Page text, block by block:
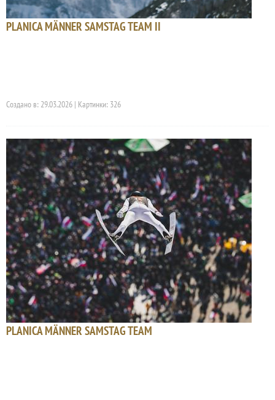
PLANICA MÄNNER SAMSTAG TEAM II
Создано в: 29.03.2026 | Картинки: 326
PLANICA MÄNNER SAMSTAG TEAM